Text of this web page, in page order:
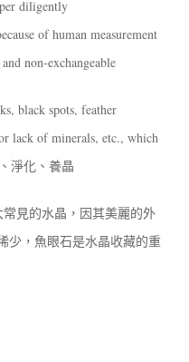
diligently
of human measurement
non-exchangeable
black spots, feather
lack of minerals, etc., which
淨化、養晶
見的水晶，因其美麗的外
少，魚眼石是水晶收藏的重